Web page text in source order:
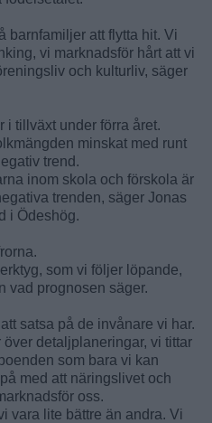
barnfamiljer att flytta hit. Vi
vi marknadsför hårt att vi
och kulturliv, säger
i tillväxt under förra året.
minskat med runt
trend.
inom skola och förskola är
trenden, säger Jonas
i Ödeshög.
som vi följer löpande,
vad prognosen säger.
satsa på de invånare vi har.
detaljplaneringar, vi tittar
som bara vi kan
med att näringslivet och
oss.
vara lite bättre än andra. Vi